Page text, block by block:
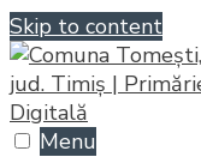
Skip to content
Menu